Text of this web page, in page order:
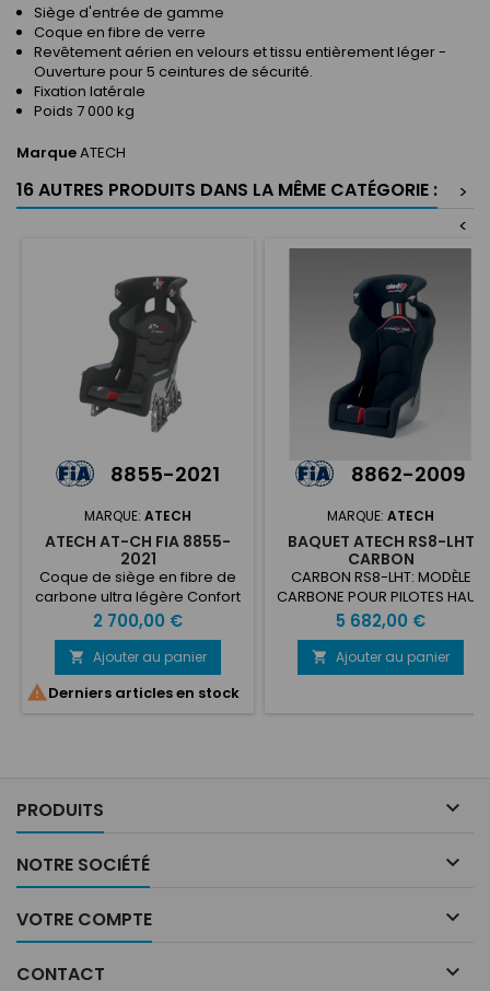
Siège d'entrée de gamme
Coque en fibre de verre
Revêtement aérien en velours et tissu entièrement léger -
Ouverture pour 5 ceintures de sécurité.
Fixation latérale
Poids 7 000 kg
MarqueATECH
16 AUTRES PRODUITS DANS LA MÊME CATÉGORIE :
>
<
8855-2021
MARQUE: ATECH
ATECH AT-CH FIA 8855-
2021
Coque de siège en fibre de
carbone ultra légère Confort
garanti par l'unique ASS
(Anatomic Shell System)
Appui-tête recouvert d'un
matériau d'absorption
d'énergie de pointe Supports
Convient aux pilotes
mesurant entre 185...
Prix
2 700,00 €
 Ajouter au panier
Derniers articles en stock
8862-2009
MARQUE: ATECH
BAQUET ATECH RS8-LHT
CARBON
CARBON RS8-LHT: MODÈLE
CARBONE POUR PILOTES HAUT
JUSQU'À 185 CM • Coque en
fibre de carbone • Mousse
absorbant les chocs •
Recouvert de tissu velours
Prix
5 682,00 €
 Ajouter au panier
PRODUITS 
NOTRE SOCIÉTÉ 
VOTRE COMPTE 
CONTACT 